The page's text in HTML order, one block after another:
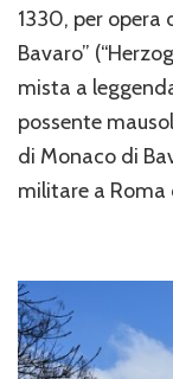
Ettal
1330, per opera
Bavaro”
mista a
possente
di Monaco di
militare a Roma